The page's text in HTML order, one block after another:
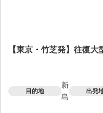
【東京・竹芝発】往復
目的地
新
島
出発